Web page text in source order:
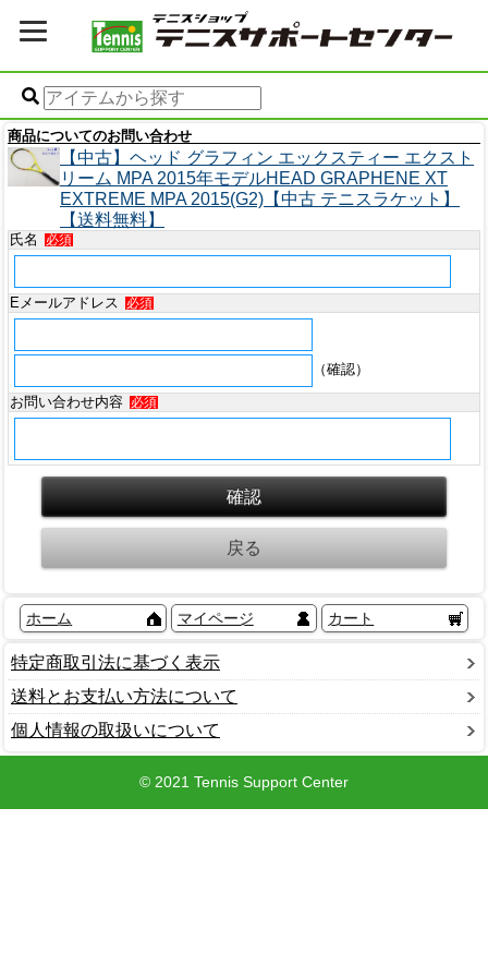
商品についてのお問い合わせ
【中古】ヘッド グラフィン エックスティー エクスト
リーム MPA 2015年モデルHEAD GRAPHENE XT
EXTREME MPA 2015(G2)【中古 テニスラケット】
【送料無料】
氏名 必須
Eメールアドレス 必須
（確認）
お問い合わせ内容
必須
ホーム マイページ カート
特定商取引法に基づく表示
送料とお支払い方法について
個人情報の取扱いについて
© 2021 Tennis Support Center